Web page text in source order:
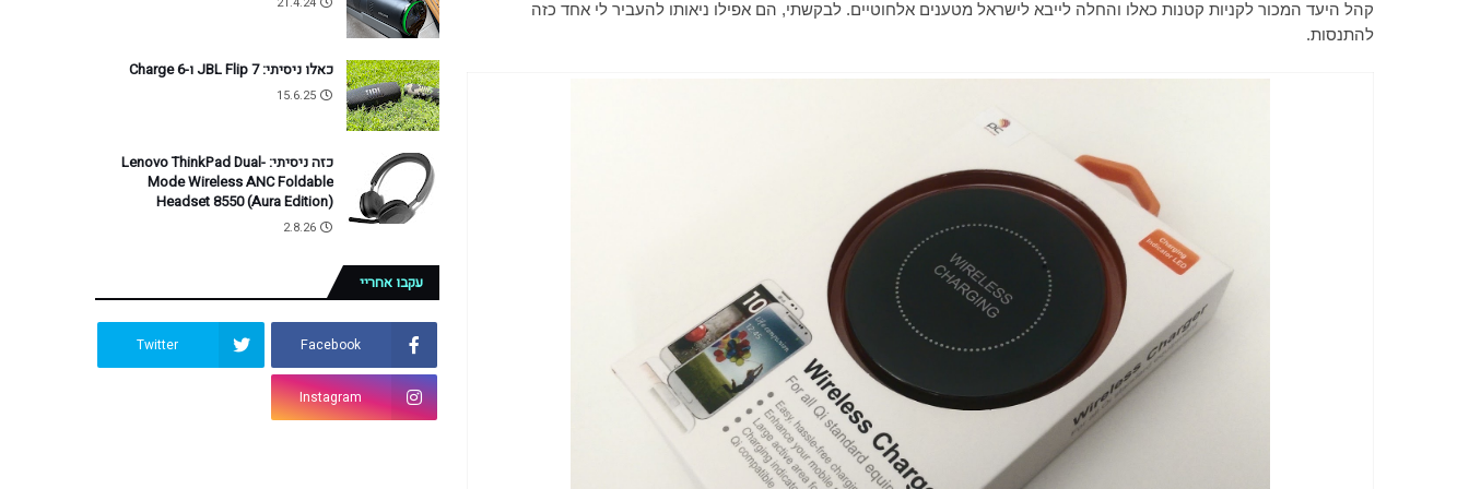
קהל היעד המכור לקניות קטנות כאלו והחלה לייבא לישראל מטענים אלחוטיים. לבקשתי, הם אפילו ניאותו להעביר לי אחד כזה
להתנסות.
כאלו ניסיתי: JBL Flip 7 ו-Charge 6
15.6.25
כזה ניסיתי: Lenovo ThinkPad Dual-
Mode Wireless ANC Foldable
Headset 8550 (Aura Edition)
2.8.26
עקבו אחריי
Facebook
Twitter
Instagram